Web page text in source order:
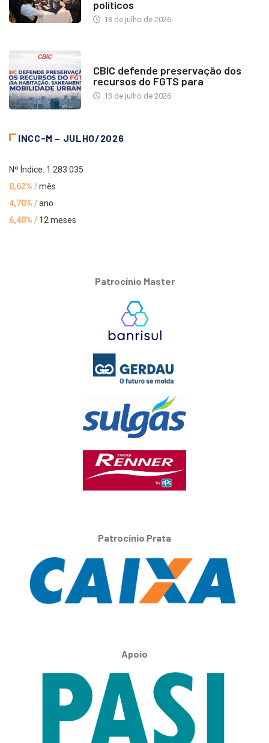
políticos
13 de julho de 2026
CBIC defende preservação dos
recursos do FGTS para
13 de julho de 2026
INCC-M – JULHO/2026
Nº Índice: 1.283.035
0,62% /mês
4,70% /ano
6,40% / 12 meses
Patrocínio Master
Patrocínio Prata
Apoio